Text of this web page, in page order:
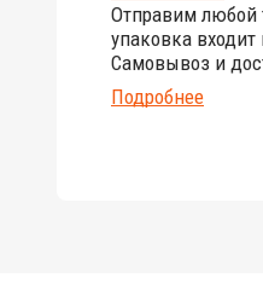
Отправим любой
упаковка
Самовывоз и
Подробнее